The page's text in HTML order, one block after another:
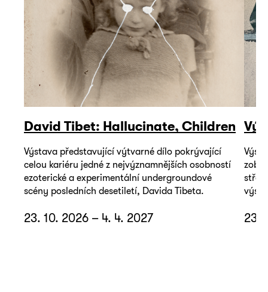
David Tibet: Hallucinate, Children
Výstava představující výtvarné dílo pokrývající
celou kariéru jedné z nejvýznamnějších osobností
ezoterické a experimentální undergroundové
scény posledních desetiletí, Davida Tibeta.
23. 10. 2026 – 4. 4. 2027 23.